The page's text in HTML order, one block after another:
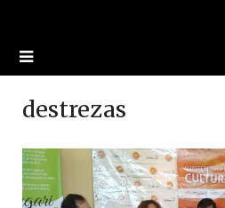
destrezas